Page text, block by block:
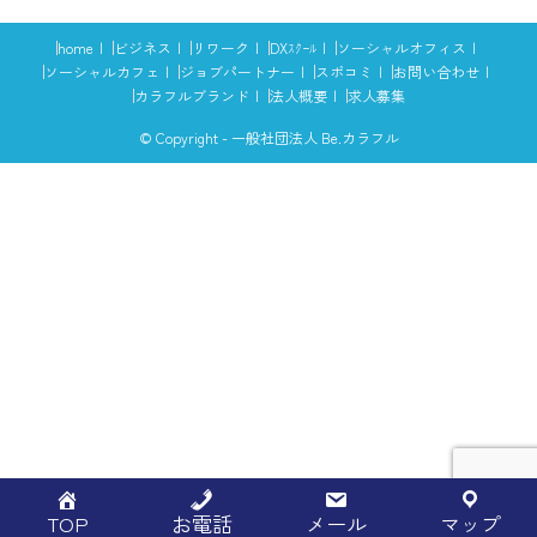
home ビジネス リワーク DXｽｸｰﾙ
ソーシャルオフィス
ソーシャルカフェ
ジョブパートナー スポコミ
お問い合わせ
カラフルブランド
法人概要 求人募集
© Copyright - 一般社団法人 Be.カラフル
TOP お電話 メール マップ